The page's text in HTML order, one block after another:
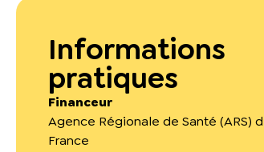
Informations
pratiques
Financeur
Agence Régionale de Santé (ARS)
France